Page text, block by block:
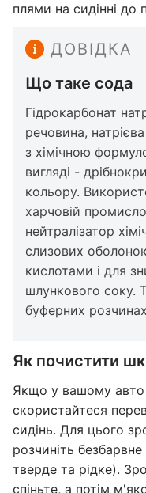
плями на сидінні до
ДОВІДКА
Що таке сода
Гідрокарбонат
речовина,
з хімічною
вигляді -
кольору.
харчовій
нейтралізатор
слизових
кислотами і для
шлункового соку.
буферних
Як почистити
Якщо у вашому авто
скористайтеся
сидінь. Для цього
розчиніть
тверде та рідке).
спіньте, а потім